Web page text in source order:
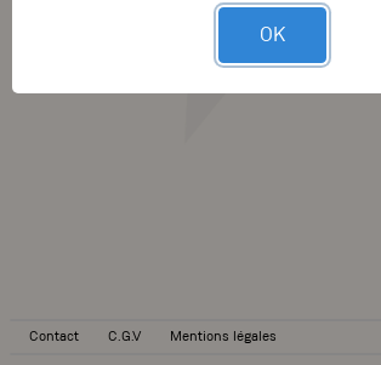
Contact C.G.V Mentions légales
OK